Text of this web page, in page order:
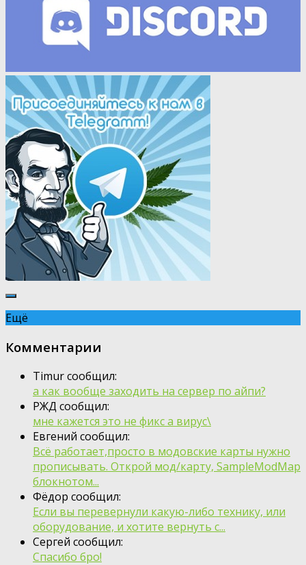
Ещё
Комментарии
Timur сообщил:
а как вообще заходить на сервер по айпи?
РЖД сообщил:
мне кажется это не фикс а вирус\
Евгений сообщил:
Всё работает,просто в модовские карты нужно
прописывать. Открой мод/карту, SampleModMap
блокнотом...
Фёдор сообщил:
Если вы перевернули какую-либо технику, или
оборудование, и хотите вернуть с...
Сергей сообщил:
Спасибо бро!